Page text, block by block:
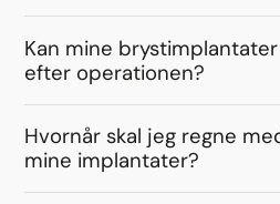
Kan mine
efter operationen?
Hvornår skal jeg regne
mine implantater?